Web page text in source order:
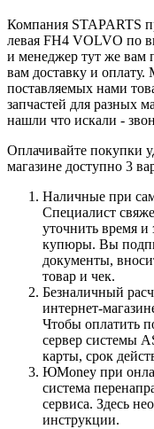
Компания STAPARTS
левая FH4 VOLVO по
и менеджер тут же вам
вам доставку и оплату.
поставляемых нами
запчастей для разных
нашли что искали -
Оплачивайте покупки
магазине доступно 3
Наличные при
Специалист
уточнить время и
купюры. Вы
документы,
товар и чек.
Безналичный
интернет-
Чтобы оплатить
сервер системы
карты, срок
ЮMoney при
система
сервиса. Здесь
инструкции.